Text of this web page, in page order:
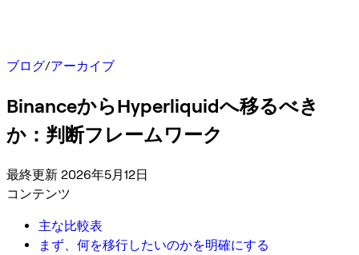
ブログ/アーカイブ
BinanceからHyperliquidへ移るべき
か：判断フレームワーク
最終更新 2026年5月12日
コンテンツ
主な比較表
まず、何を移行したいのかを明確にする